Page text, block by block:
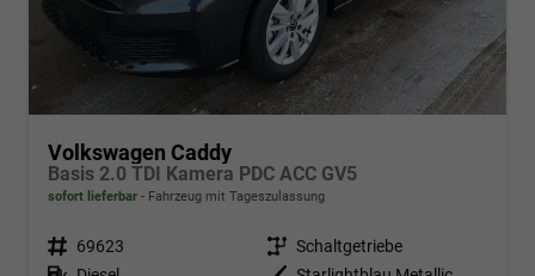
Volkswagen Caddy
Basis 2.0 TDI Kamera PDC ACC GV5
sofort lieferbar Fahrzeug mit Tageszulassung
Fahrzeugnr. 69623 Getriebe Schaltgetriebe